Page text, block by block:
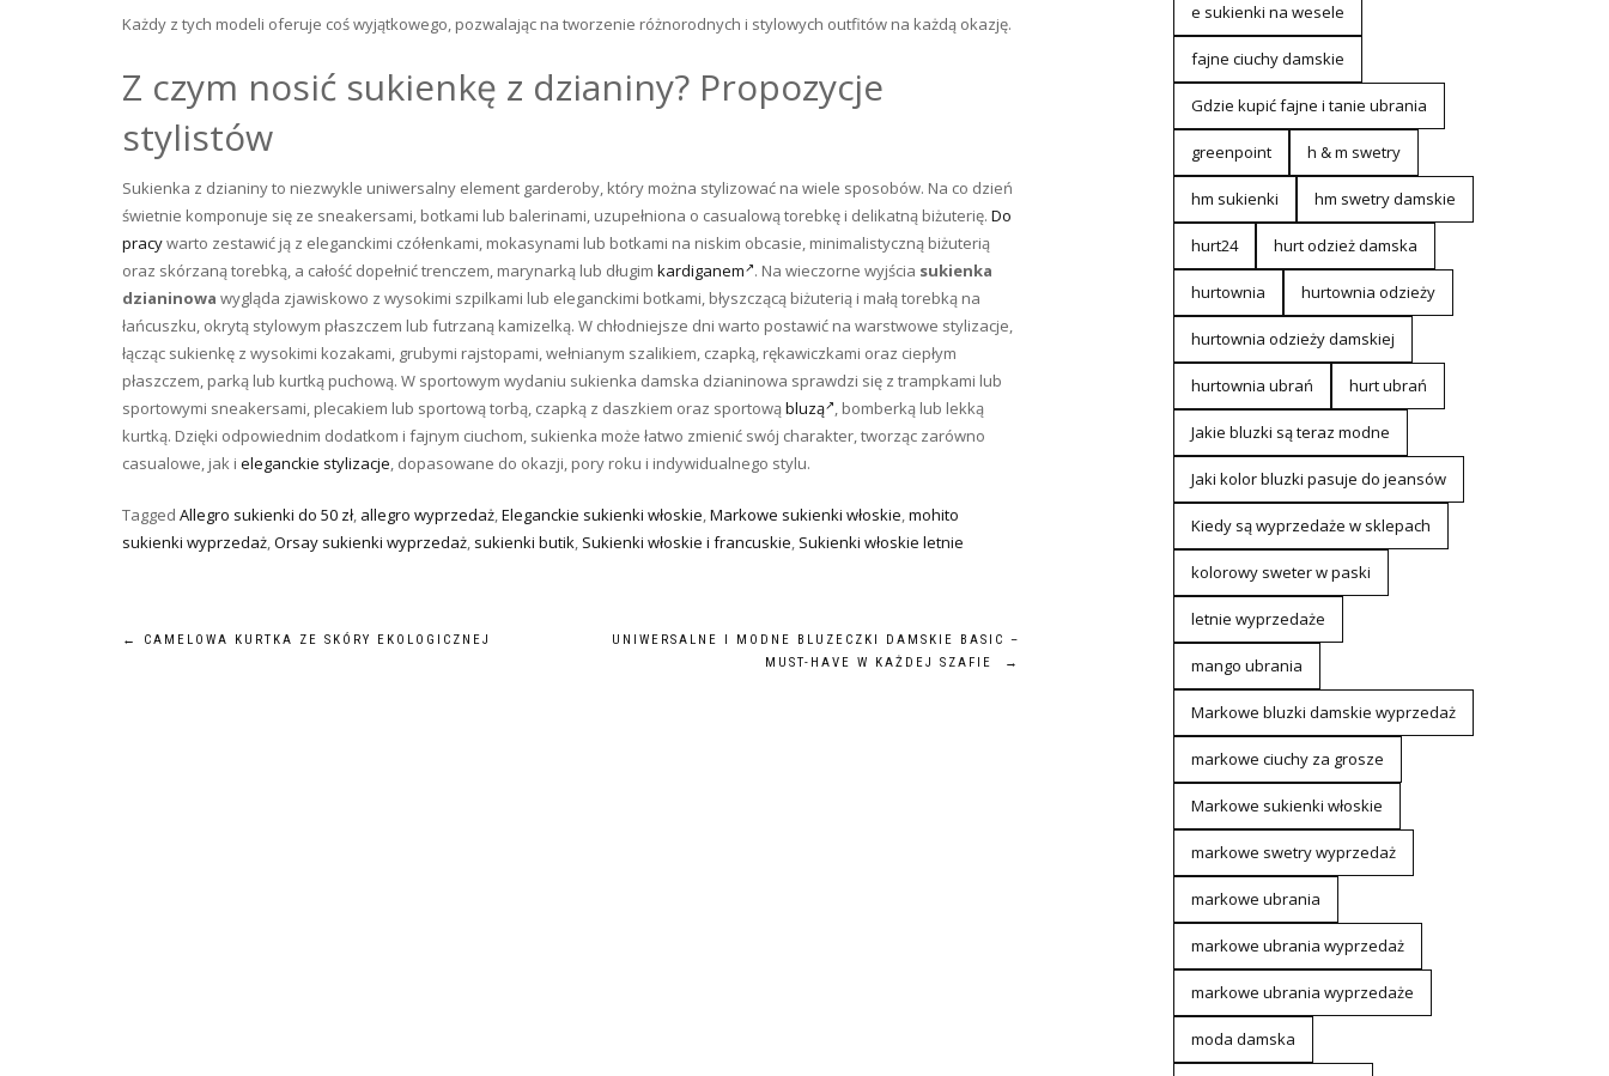
Każdy z tych modeli oferuje coś wyjątkowego, pozwalając na tworzenie różnorodnych i stylowych outfitów na każdą okazję.
Z czym nosić sukienkę z dzianiny? Propozycje
stylistów
Sukienka z dzianiny to niezwykle uniwersalny element garderoby, który można stylizować na wiele sposobów. Na co dzień
świetnie komponuje się ze sneakersami, botkami lub balerinami, uzupełniona o casualową torebkę i delikatną biżuterię. Do
pracywarto zestawić ją z eleganckimi czółenkami, mokasynami lub botkami na niskim obcasie, minimalistyczną biżuterią
oraz skórzaną torebką, a całość dopełnić trenczem, marynarką lub długim kardiganem . Na wieczorne wyjścia sukienka
dzianinowa wygląda zjawiskowo z wysokimi szpilkami lub eleganckimi botkami, błyszczącą biżuterią i małą torebką na
łańcuszku, okrytą stylowym płaszczem lub futrzaną kamizelką. W chłodniejsze dni warto postawić na warstwowe stylizacje,
łącząc sukienkę z wysokimi kozakami, grubymi rajstopami, wełnianym szalikiem, czapką, rękawiczkami oraz ciepłym
płaszczem, parką lub kurtką puchową. W sportowym wydaniu sukienka damska dzianinowa sprawdzi się z trampkami lub
sportowymi sneakersami, plecakiem lub sportową torbą, czapką z daszkiem oraz sportowąbluzą , bomberką lub lekką
kurtką. Dzięki odpowiednim dodatkom i fajnym ciuchom, sukienka może łatwo zmienić swój charakter, tworząc zarówno
casualowe, jak i eleganckie stylizacje, dopasowane do okazji, pory roku i indywidualnego stylu.
Tagged Allegro sukienki do 50 zł, allegro wyprzedaż,Eleganckie sukienki włoskie,Markowe sukienki włoskie,mohito
sukienki wyprzedaż,Orsay sukienki wyprzedaż, sukienki butik, Sukienki włoskie i francuskie, Sukienki włoskie letnie
Nawigacja
← CAMELOWA KURTKA ZE SKÓRY EKOLOGICZNEJ
UNIWERSALNE I MODNE BLUZECZKI DAMSKIE BASIC –
MUST-HAVE W KAŻDEJ SZAFIE
→
e sukienki na wesele
fajne ciuchy damskie
Gdzie kupić fajne i tanie ubrania
greenpoint h & m swetry
hm sukienki hm swetry damskie
hurt24 hurt odzież damska
hurtownia hurtownia odzieży
hurtownia odzieży damskiej
hurtownia ubrań hurt ubrań
Jakie bluzki są teraz modne
Jaki kolor bluzki pasuje do jeansów
Kiedy są wyprzedaże w sklepach
kolorowy sweter w paski
letnie wyprzedaże
mango ubrania
Markowe bluzki damskie wyprzedaż
markowe ciuchy za grosze
Markowe sukienki włoskie
markowe swetry wyprzedaż
markowe ubrania
markowe ubrania wyprzedaż
markowe ubrania wyprzedaże
moda damska